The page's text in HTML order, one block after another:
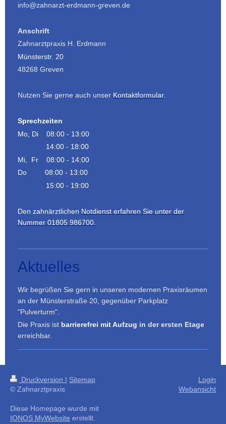
info@zahnarzt-erdmann-greven.de
Anschrift
Zahnarztpraxis H. Erdmann
Münsterstr. 20
48268 Greven
Nutzen Sie gerne auch unser Kontaktformular.
Sprechzeiten
Mo, Di 08:00 - 13:00
14:00 - 18:00
Mi, Fr 08:00 - 14:00
Do 08:00 - 13:00
15:00 - 19:00
Den zahnärztlichen Notdienst erfahren Sie unter der
Nummer 01805 986700.
Aktuelles
Wir begrüßen Sie gern in unseren modernen Praxisräumen
an der Münsterstraße 20, gegenüber Parkplatz
"Pulverturm".
Die Praxis ist barrierefrei mit Aufzug in der ersten Etage
erreichbar.
Druckversion | Sitemap
© Zahnarztpraxis
Diese Homepage wurde mit
IONOS MyWebsite erstellt.
Login
Webansicht